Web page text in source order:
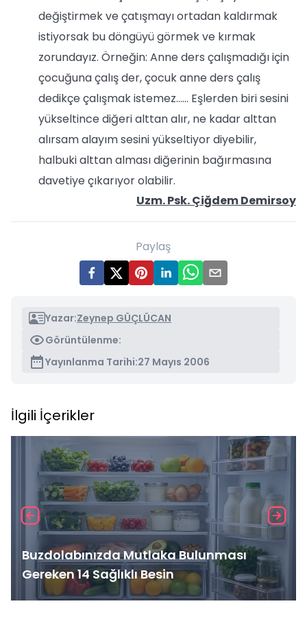
değiştirmek ve çatışmayı ortadan kaldırmak
istiyorsak bu döngüyü görmek ve kırmak
zorundayız. Örneğin: Anne ders çalışmadığı için
çocuğuna çalış der, çocuk anne ders çalış
dedikçe çalışmak istemez...... Eşlerden biri sesini
yükseltince diğeri alttan alır, ne kadar alttan
alırsam alayım sesini yükseltiyor diyebilir,
halbuki alttan alması diğerinin bağırmasına
davetiye çıkarıyor olabilir.
Uzm. Psk. Çiğdem Demirsoy
Paylaş
Yazar:Zeynep GÜÇLÜCAN
Görüntülenme:
Yayınlanma Tarihi:27 Mayıs 2006
İlgili İçerikler
Buzdolabınızda Mutlaka Bulunması
Gereken 14 Sağlıklı Besin